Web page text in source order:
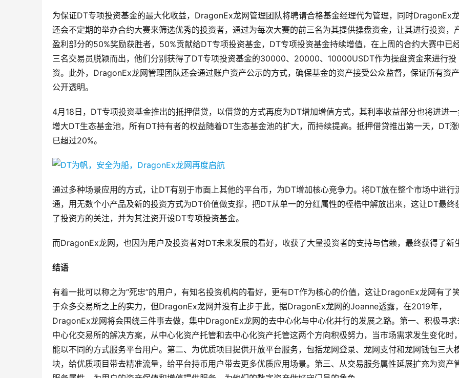
为保证DT专项投资基金的最大化收益，DragonEx龙网管理团队将聘请合格基金经理代为管理，同时DragonEx
还会不定期的举办合约大赛来筛选优秀的投资者，通过为每次大赛的前三名为其提供操盘资金，让其进行投资，
盈利部分的50%奖励获胜者，50%贡献给DT专项投资基金，DT专项投资基金持续增值，在上周的合约大赛中已
三名交易员脱颖而出，他们分别获得了DT专项投资基金的30000、20000、10000USDT作为操盘资金来进行投
资。此外，DragonEx龙网管理团队还会通过账户资产公示的方式，确保基金的资产接受公众监督，保证所有资
公开透明。
4月18日，DT专项投资基金推出的抵押借贷，以借贷的方式再度为DT增加增值方式，其利率收益部分也将进进一
增大DT生态基金池，所有DT持有者的权益随着DT生态基金池的扩大，而持续提高。抵押借贷推出第一天，DT
已超过20%。
通过多种场景应用的方式，让DT有别于市面上其他的平台币，为DT增加核心竞争力。将DT放在整个市场中进行
通，用无数个小产品及新的投资方式为DT价值做支撑，把DT从单一的分红属性的桎梏中解放出来，这让DT最终
了投资方的关注，并为其注资开设DT专项投资基金。
而DragonEx龙网，也因为用户及投资者对DT未来发展的看好，收获了大量投资者的支持与信赖，最终获得了新
结语
有着一批可以称之为“死忠”的用户，有知名投资机构的看好，更有DT作为核心的价值，这让DragonEx龙网有了
于众多交易所之上的实力，但DragonEx龙网并没有止步于此，据DragonEx龙网的Joanne透露，在2019年，
DragonEx龙网将会围绕三件事去做，集中DragonEx龙网的去中心化与中心化并行的发展之路。第一、积极寻求
中心化交易所的解决方案，从中心化资产托管和去中心化资产托管这两个方向积极努力，当市场需求发生变化时
能以不同的方式服务平台用户。第二、为优质项目提供开放平台服务，包括龙网登录、龙网支付和龙网钱包三大
块，给优质项目带去精准流量，给平台持币用户带去更多优质应用场景。第三、从交易服务属性延展扩充为资产